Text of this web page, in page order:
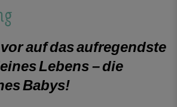
auf das aufregendste
Lebens – die
Babys!